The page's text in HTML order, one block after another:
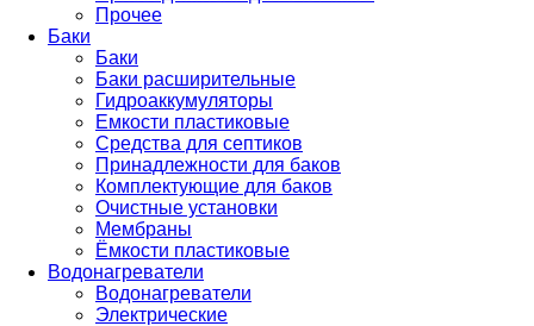
Прочее
Баки
Баки
Баки расширительные
Гидроаккумуляторы
Емкости пластиковые
Средства для септиков
Принадлежности для баков
Комплектующие для баков
Очистные установки
Мембраны
Ёмкости пластиковые
Водонагреватели
Водонагреватели
Электрические